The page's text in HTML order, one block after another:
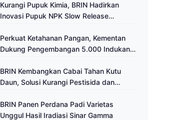
Kurangi Pupuk Kimia, BRIN Hadirkan
Inovasi Pupuk NPK Slow Release
Perkuat Ketahanan Pangan, Kementan
Dukung Pengembangan 5.000 Indukan
BRIN Kembangkan Cabai Tahan Kutu
Daun, Solusi Kurangi Pestisida dan
BRIN Panen Perdana Padi Varietas
Unggul Hasil Iradiasi Sinar Gamma